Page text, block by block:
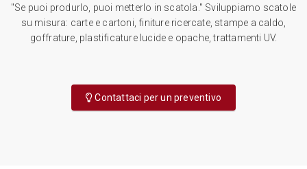
"Se puoi produrlo, puoi metterlo in scatola." Sviluppiamo scatole
su misura: carte e cartoni, finiture ricercate, stampe a caldo,
goffrature, plastificature lucide e opache, trattamenti UV.
Contattaci per un preventivo